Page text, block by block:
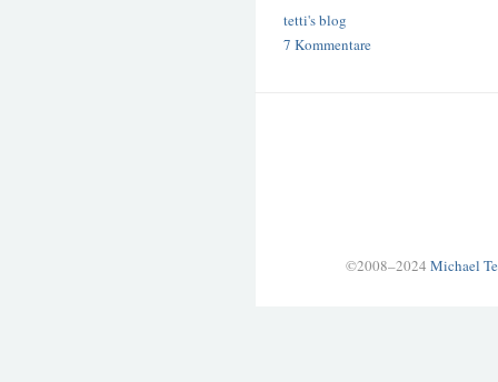
tetti's blog
7 Kommentare
©2008–2024 Michael